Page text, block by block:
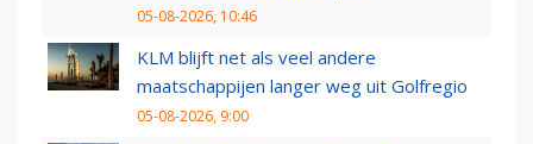
05-08-2026, 10:46
KLM blijft net als veel andere
maatschappijen langer weg uit Golfregio
05-08-2026, 9:00